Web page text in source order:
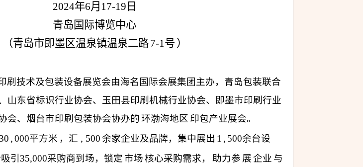
2024年6月17-19日
青岛国际博览中心
（青岛市即墨区温泉镇温泉二路7-1号 ）
刷技术及包装设备展览会由海名国际会展集团主办，青岛包装联合
山东省标识行业协会、玉田县印刷机械行业协会、即墨市印刷行业
会、烟台市印刷包装协会协办的环渤海地区 印包产业展会。
30 , 000平方米 ，汇 , 500 余家企业及品牌，集中展出 1 , 500余台设
引 35,000采购商到场，锁定 市场核心采购需求， 助力参 展 企业 与